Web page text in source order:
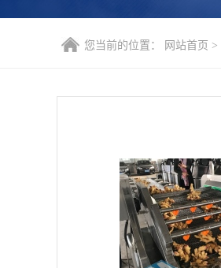
您当前的位置： 网站首页 >